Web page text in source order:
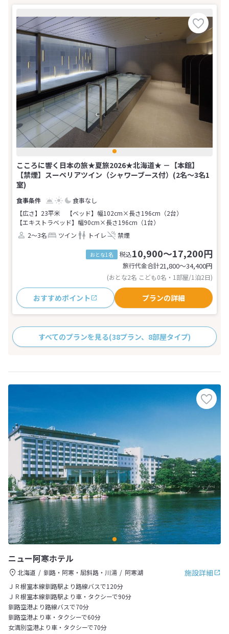
こころに響く日本の旅★夏旅2026★北海道★ －【本館】
【禁煙】スーペリアツイン（シャワーブース付）(2名～3名1
室)
食事なし
【広さ】23平米
【ベッド】幅102cm×長さ196cm（2台）
【エキストラベッド】幅90cm×長さ196cm（1台）
2～3名
ツイン トイレ 禁煙
おとな1名 税込10,900～17,200円
旅行代金合計21,800〜34,400円
(おとな2名 こども0名・1部屋/1泊2日)
おすすめポイント プランの詳細
すべてのプランを見る(38プラン、8部屋タイプ)
ニュー阿寒ホテル
施設詳細
北海道 釧路・阿寒・屈斜路・川湯
阿寒湖
ＪＲ根室本線釧路駅より路線バスで120分
ＪＲ根室本線釧路駅より車・タクシーで90分
釧路空港より路線バスで70分
釧路空港より車・タクシーで60分
女満別空港より車・タクシーで70分